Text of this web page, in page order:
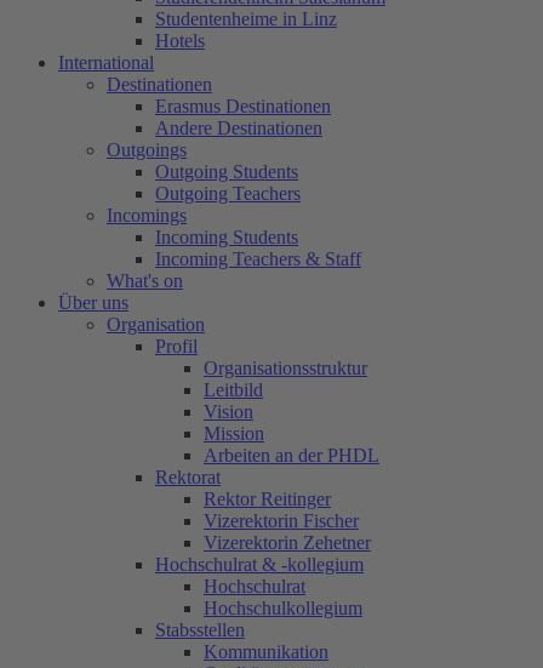
Studentenheime in Linz
Hotels
International
Destinationen
Erasmus Destinationen
Andere Destinationen
Outgoings
Outgoing Students
Outgoing Teachers
Incomings
Incoming Students
Incoming Teachers & Staff
What's on
Über uns
Organisation
Profil
Organisationsstruktur
Leitbild
Vision
Mission
Arbeiten an der PHDL
Rektorat
Rektor Reitinger
Vizerektorin Fischer
Vizerektorin Zehetner
Hochschulrat & -kollegium
Hochschulrat
Hochschulkollegium
Stabsstellen
Kommunikation